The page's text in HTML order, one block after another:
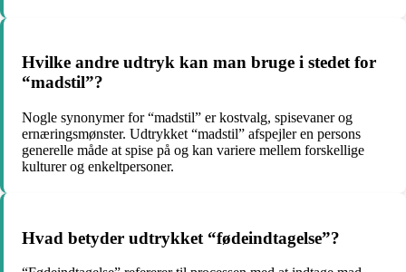
Hvilke andre udtryk kan man bruge i stedet for
“madstil”?
Nogle synonymer for “madstil” er kostvalg, spisevaner og
ernæringsmønster. Udtrykket “madstil” afspejler en persons
generelle måde at spise på og kan variere mellem forskellige
kulturer og enkeltpersoner.
Hvad betyder udtrykket “fødeindtagelse”?